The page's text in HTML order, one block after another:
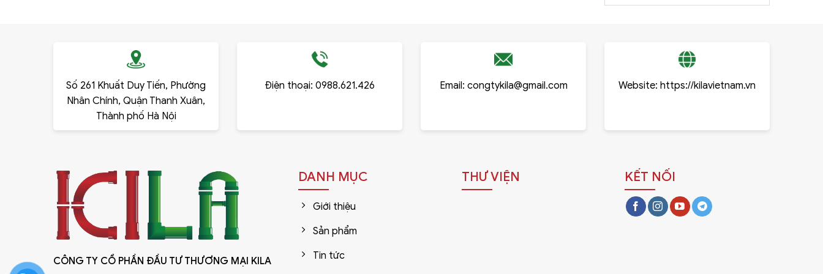
Số 261 Khuất Duy Tiến, Phường
Nhân Chính, Quận Thanh Xuân,
Thành phố Hà Nội
Điện thoại: 0988.621.426 Email: congtykila@gmail.com Website: https://kilavietnam.vn
CÔNG TY CỔ PHẦN ĐẦU TƯ THƯƠNG MẠI KILA
DANH MỤC
Giới thiệu
Sản phẩm
Tin tức
THƯ VIỆN KẾT NỐI